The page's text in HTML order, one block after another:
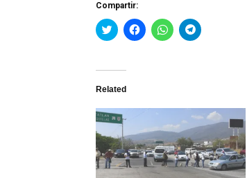
Compartir:
Haz
clic
Twitter
abre
una
ventana
nueva)
Haz
clic
una
nueva)
Haz
clic
una
ventana
nueva)
Haz
clic
una
ventana
nueva)
Related